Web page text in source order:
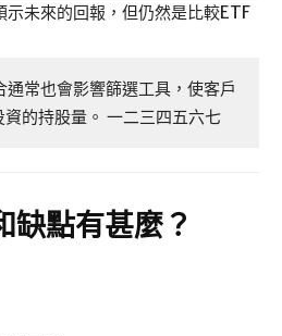
示未來的回報，但仍然是比較ETF
通常也會影響篩選工具，使客戶
的持股量。 一二三四五六七
缺點有甚麼？